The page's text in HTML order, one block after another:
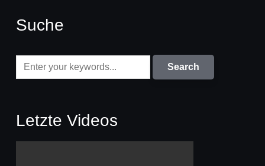
Suche
Letzte Videos